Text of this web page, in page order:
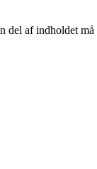
af indholdet må